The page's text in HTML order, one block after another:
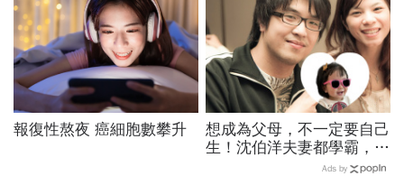
報復性熬夜 癌細胞數攀升
想成為父母，不一定要自己
生！沈伯洋夫妻都學霸，歷
時兩年收養女兒：全家沒血
Ads by